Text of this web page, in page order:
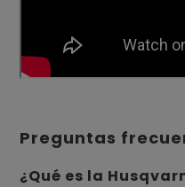
Preguntas
¿Qué es la